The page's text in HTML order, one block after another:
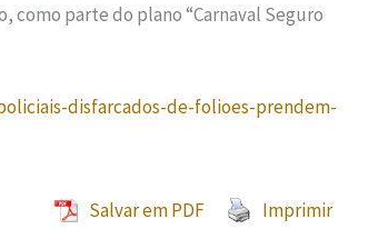
como parte do plano “Carnaval Seguro
disfarcados-de-folioes-prendem-
Salvar em PDF Imprimir